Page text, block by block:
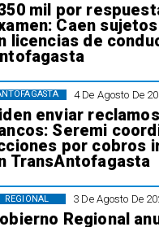
mil por
Caen
licencias de
4 De Agosto De
enviar
Seremi
por cobros
TransAntofagasta
3 De Agosto De
Regional
REGIONAL